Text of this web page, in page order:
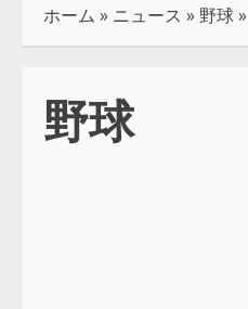
ホーム » ニュース » 野球»
野球